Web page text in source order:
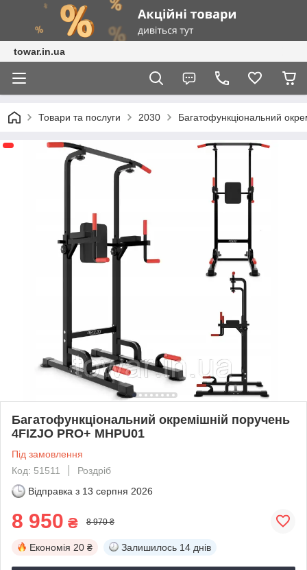
towar.in.ua
Товари та послуги 2030 Багатофункціональний
Багатофункціональний окремішній поручень
4FIZJO PRO+ MHPU01
Під замовлення
Код: 51511
Роздріб
Відправка з 13 серпня 2026
8 950 ₴ 8 970 ₴
Економія 20 ₴ Залишилось 14 днів